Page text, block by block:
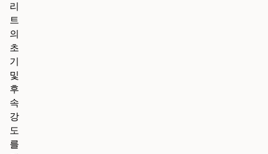
리
트
의
초
기
및
후
속
강
도
를